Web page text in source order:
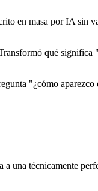
en masa por IA sin
qué
"¿cómo
una técnicamente